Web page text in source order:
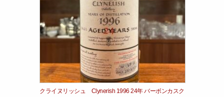
クライヌリッシュ Clynerish 1996 24年 バーボンカスク